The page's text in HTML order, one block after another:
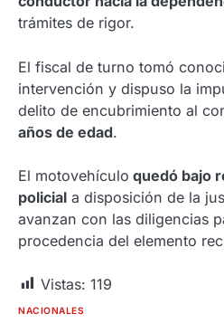
trámites de rigor.
El fiscal de turno tomó
intervención y dispuso la
delito de encubrimiento al
años de edad.
El motovehículo quedó bajo
policial a disposición de la
avanzan con las diligencias
procedencia del elemento
Vistas: 119
NACIONALES